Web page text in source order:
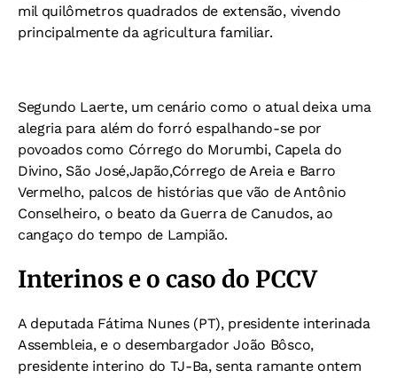
mil quilômetros quadrados de extensão, vivendo
principalmente da agricultura familiar.
Segundo Laerte, um cenário como o atual deixa uma
alegria para além do forró espalhando-se por
povoados como Córrego do Morumbi, Capela do
Divino, São José,Japão,Córrego de Areia e Barro
Vermelho, palcos de histórias que vão de Antônio
Conselheiro, o beato da Guerra de Canudos, ao
cangaço do tempo de Lampião.
Interinos e o caso do PCCV
A deputada Fátima Nunes (PT), presidente interinada
Assembleia, e o desembargador João Bôsco,
presidente interino do TJ-Ba, senta ramante ontem